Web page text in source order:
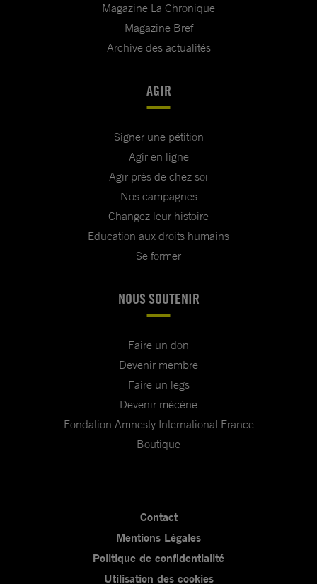
Magazine La Chronique
Magazine Bref
Archive des actualités
AGIR
Signer une pétition
Agir en ligne
Agir près de chez soi
Nos campagnes
Changez leur histoire
Education aux droits humains
Se former
NOUS SOUTENIR
Faire un don
Devenir membre
Faire un legs
Devenir mécène
Fondation Amnesty International France
Boutique
Contact
Mentions Légales
Politique de confidentialité
Utilisation des cookies